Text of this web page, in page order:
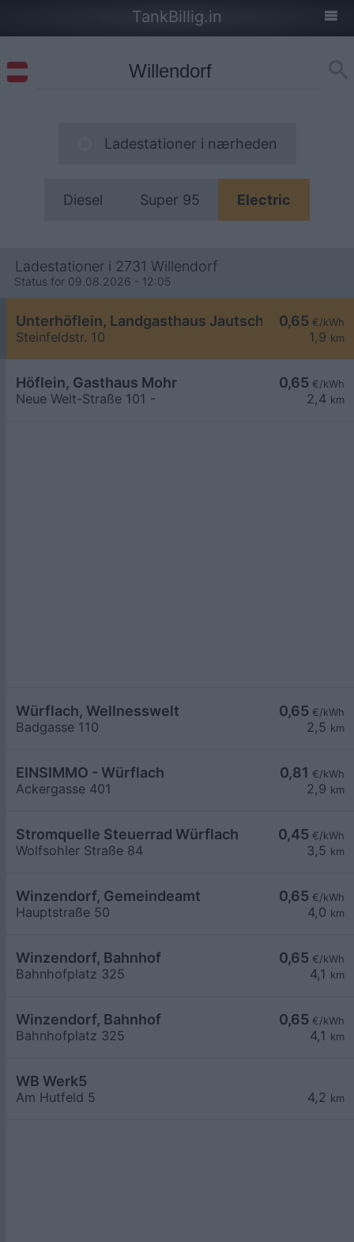
TankBillig.in
Ladestationer i nærheden
Diesel Super 95 Electric
Ladestationer i 2731 Willendorf
Status for 09.08.2026 - 12:05
0,65 €/kWh
1,9 km
Unterhöflein, Landgasthaus Jautschnig
Steinfeldstr. 10
0,65 €/kWh
2,4 km
Höflein, Gasthaus Mohr
Neue Welt-Straße 101 -
0,65 €/kWh
2,5 km
Würflach, Wellnesswelt
Badgasse 110
0,81 €/kWh
2,9 km
EINSIMMO - Würflach
Ackergasse 401
0,45 €/kWh
3,5 km
Stromquelle Steuerrad Würflach
Wolfsohler Straße 84
0,65 €/kWh
4,0 km
Winzendorf, Gemeindeamt
Hauptstraße 50
0,65 €/kWh
4,1 km
Winzendorf, Bahnhof
Bahnhofplatz 325
0,65 €/kWh
4,1 km
Winzendorf, Bahnhof
Bahnhofplatz 325
4,2 km
WB Werk5
Am Hutfeld 5